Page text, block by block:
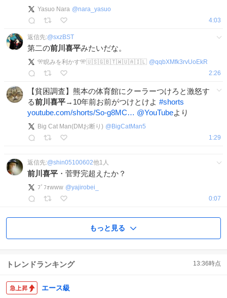
Yasuo Nara @nara_yasuo
4:03
返信先:@sxzBST
第二の前川喜平みたいだな。
🎌睨みを利かす🎌🇺🇸🇬🇧🇹🇼🇺🇦🇮🇱 @qqbXMfk3rvUoEkR
2:26
【貧困調査】熊本の体育館にクーラーつけろと激怒す
る前川喜平→10年前お前がつけとけよ #shorts
youtube.com/shorts/So-g8MC… @YouTubeより
Big Cat Man(DMお断り) @ BigCatMan5
1:29
返信先:@shin05100602他1 人
前川喜平 ・菅野完超えたか？
ﾌﾞﾌｫwww @yajirobei_
0:07
もっと見る
トレンドランキング 13:36時点
エース級